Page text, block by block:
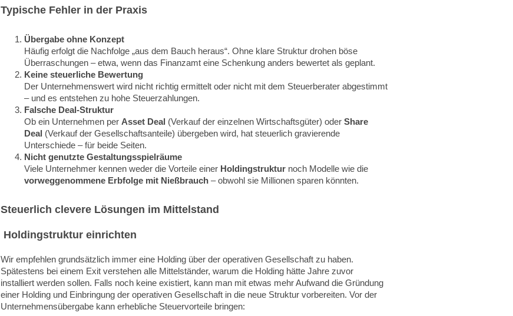
Typische Fehler in der Praxis
Übergabe ohne Konzept
Häufig erfolgt die Nachfolge „aus dem Bauch heraus“. Ohne klare Struktur drohen böse
Überraschungen – etwa, wenn das Finanzamt eine Schenkung anders bewertet als geplant.
Keine steuerliche Bewertung
Der Unternehmenswert wird nicht richtig ermittelt oder nicht mit dem Steuerberater abgestimmt
– und es entstehen zu hohe Steuerzahlungen.
Falsche Deal-Struktur
Ob ein Unternehmen per Asset Deal (Verkauf der einzelnen Wirtschaftsgüter) oderShare
Deal (Verkauf der Gesellschaftsanteile) übergeben wird, hat steuerlich gravierende
Unterschiede – für beide Seiten.
Nicht genutzte Gestaltungsspielräume
Viele Unternehmer kennen weder die Vorteile einer Holdingstruktur noch Modelle wie die
vorweggenommene Erbfolge mit Nießbrauch – obwohl sie Millionen sparen könnten.
Steuerlich clevere Lösungen im Mittelstand
Holdingstruktur einrichten
Wir empfehlen grundsätzlich immer eine Holding über der operativen Gesellschaft zu haben.
Spätestens bei einem Exit verstehen alle Mittelständer, warum die Holding hätte Jahre zuvor
installiert werden sollen. Falls noch keine existiert, kann man mit etwas mehr Aufwand die Gründung
einer Holding und Einbringung der operativen Gesellschaft in die neue Struktur vorbereiten. Vor der
Unternehmensübergabe kann erhebliche Steuervorteile bringen: